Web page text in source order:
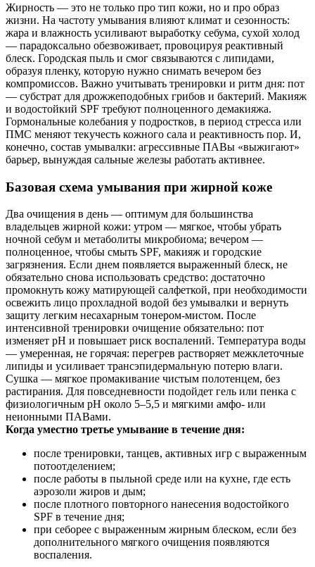
Жирность — это не только про тип кожи, но и про образ
жизни. На частоту умывания влияют климат и сезонность:
жара и влажность усиливают выработку себума, сухой холод
— парадоксально обезвоживает, провоцируя реактивный
блеск. Городская пыль и смог связываются с липидами,
образуя пленку, которую нужно снимать вечером без
компромиссов. Важно учитывать тренировки и ритм дня: пот
— субстрат для дрожжеподобных грибов и бактерий. Макияж
и водостойкий SPF требуют полноценного демакияжа.
Гормональные колебания у подростков, в период стресса или
ПМС меняют текучесть кожного сала и реактивность пор. И,
конечно, состав умывалки: агрессивные ПАВы «выжигают»
барьер, вынуждая сальные железы работать активнее.
Базовая схема умывания при жирной коже
Два очищения в день — оптимум для большинства
владельцев жирной кожи: утром — мягкое, чтобы убрать
ночной себум и метаболиты микробиома; вечером —
полноценное, чтобы смыть SPF, макияж и городские
загрязнения. Если днем появляется выраженный блеск, не
обязательно снова использовать средство: достаточно
промокнуть кожу матирующей салфеткой, при необходимости
освежить лицо прохладной водой без умывалки и вернуть
защиту легким несахарным тонером-мистом. После
интенсивной тренировки очищение обязательно: пот
изменяет pH и повышает риск воспалений. Температура воды
— умеренная, не горячая: перегрев растворяет межклеточные
липиды и усиливает трансэпидермальную потерю влаги.
Сушка — мягкое промакивание чистым полотенцем, без
растирания. Для повседневности подойдет гель или пенка с
физиологичным pH около 5–5,5 и мягкими амфо- или
неионными ПАВами.
Когда уместно третье умывание в течение дня:
после тренировки, танцев, активных игр с выраженным
потоотделением;
после работы в пыльной среде или на кухне, где есть
аэрозоли жиров и дым;
после плотного повторного нанесения водостойкого
SPF в течение дня;
при себорее с выраженным жирным блеском, если без
дополнительного мягкого очищения появляются
воспаления.